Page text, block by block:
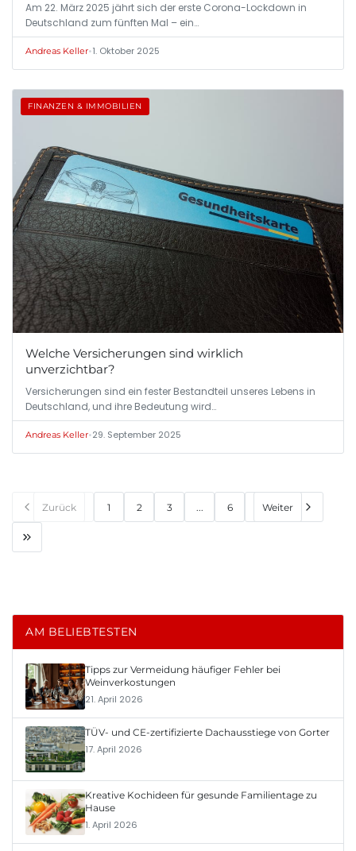
Am 22. März 2025 jährt sich der erste Corona-Lockdown in
Deutschland zum fünften Mal – ein…
Andreas Keller•1. Oktober 2025
FINANZEN & IMMOBILIEN
Welche Versicherungen sind wirklich
unverzichtbar?
Versicherungen sind ein fester Bestandteil unseres Lebens in
Deutschland, und ihre Bedeutung wird…
Andreas Keller•29. September 2025
Zurück 1 2 3 ... 6 Weiter
AM BELIEBTESTEN
Tipps zur Vermeidung häufiger Fehler bei
Weinverkostungen
21. April 2026
TÜV- und CE-zertifizierte Dachausstiege von Gorter
17. April 2026
Kreative Kochideen für gesunde Familientage zu
Hause
1. April 2026